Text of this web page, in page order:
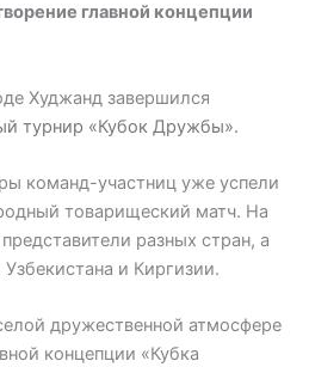
главной концепции
Худжанд завершился
турнир «Кубок Дружбы».
команд-участниц уже успели
товарищеский матч. На
разных стран, а
и Киргизии.
дружественной атмосфере
концепции «Кубка